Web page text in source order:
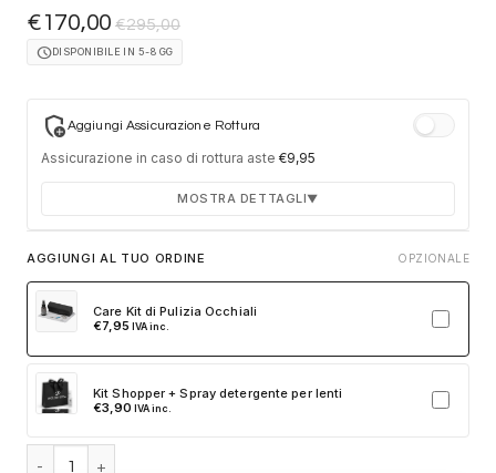
€170,00 €295,00
scheduleDISPONIBILE IN 5-8 GG
add_moderatorAggiungi Assicurazione Rottura
Assicurazione in caso di rottura aste €9,95
MOSTRA DETTAGLI▼
Durata 12 mesi dalla consegna dell'ordine
Fino a 2 sostituzioni delle aste in caso di danno
accidentale
Ricambi originali e certificati del produttore
Spedizione espressa delle aste nuove
Clicca sulla card per attivare l'assicurazione. Se non clicchi, non
verrà aggiunta al tuo ordine.
AGGIUNGI AL TUO ORDINE OPZIONALE
Care Kit di Pulizia Occhiali
€7,95 IVA inc.
Kit Shopper + Spray detergente per lenti
€3,90 IVA inc.